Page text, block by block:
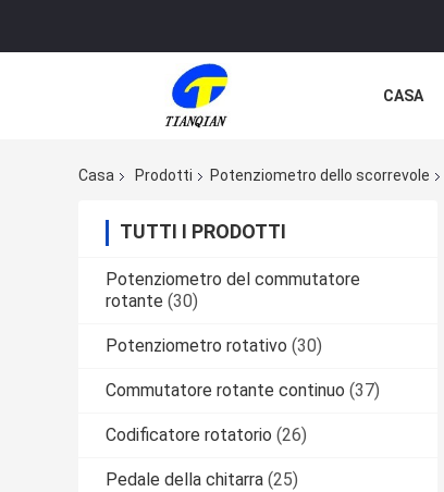
CASA
Casa Prodotti Potenziometro dello scorrevole
TUTTI I PRODOTTI
Potenziometro del commutatore
rotante (30)
Potenziometro rotativo (30)
Commutatore rotante continuo (37)
Codificatore rotatorio (26)
Pedale della chitarra (25)